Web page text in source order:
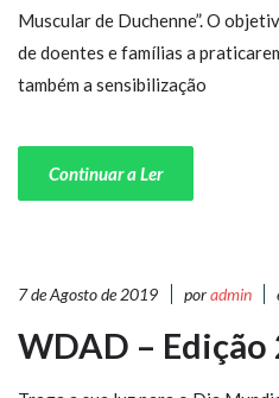
Muscular de Duchenne”. O
de doentes e famílias a
também a sensibilização
Continuar a Ler
7 de Agosto de 2019 poradmin
WDAD – Edição